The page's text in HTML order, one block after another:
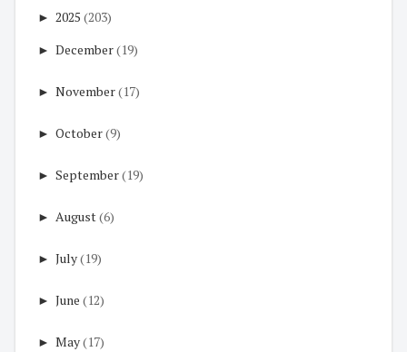
► 2025 (203)
► December(19)
► November(17)
► October(9)
► September(19)
► August(6)
► July(19)
► June (12)
► May(17)